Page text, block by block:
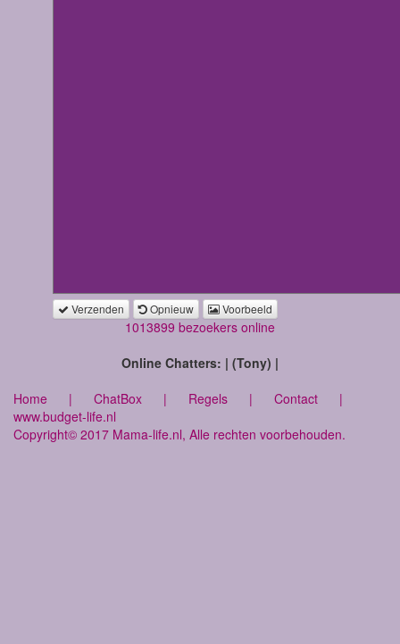
Verzenden Opnieuw Voorbeeld
1013899 bezoekers online
Online Chatters: | (Tony) |
Home | ChatBox | Regels | Contact |
www.budget-life.nl
Copyright© 2017 Mama-life.nl, Alle rechten voorbehouden.